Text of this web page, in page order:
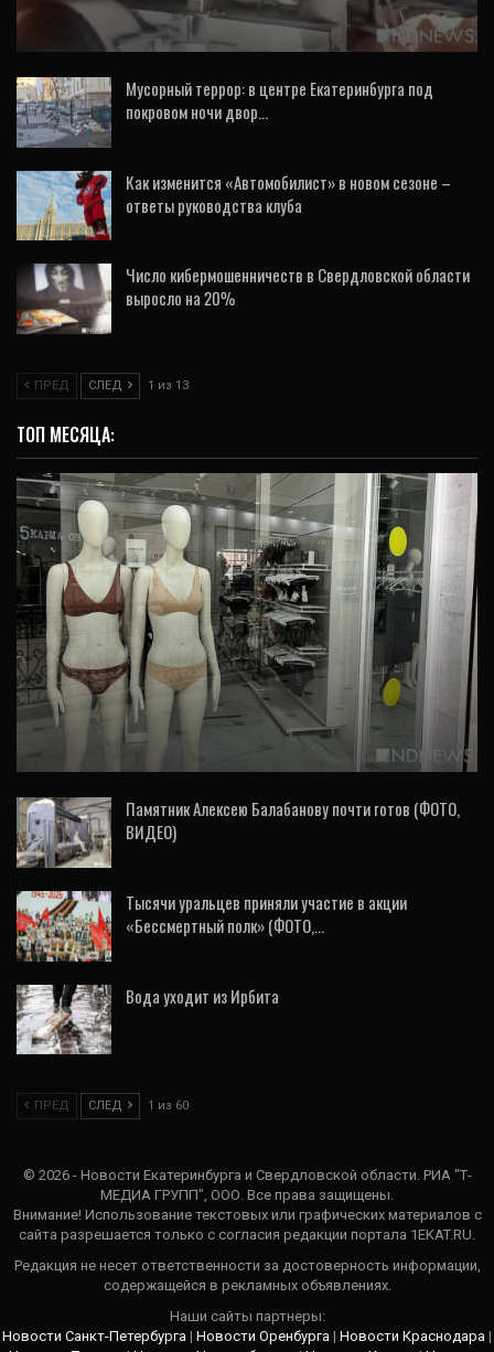
вывоз молока в другие регионы – из-за…
Мусорный террор: в центре Екатеринбурга под
покровом ночи двор…
Как изменится «Автомобилист» в новом сезоне –
ответы руководства клуба
Число кибермошенничеств в Свердловской области
выросло на 20%
ПРЕД СЛЕД 1 из 13
ТОП МЕСЯЦА:
ИНТЕРВЬЮ
Бренды из Киргизии, фитнес, рынок: кто
займет пустующие площади. Аналитик
УПН Анна…
Памятник Алексею Балабанову почти готов (ФОТО,
ВИДЕО)
Тысячи уральцев приняли участие в акции
«Бессмертный полк» (ФОТО,…
Вода уходит из Ирбита
ПРЕД СЛЕД 1 из 60
© 2026 - Новости Екатеринбурга и Свердловской области. РИА "Т-
МЕДИА ГРУПП", ООО. Все права защищены.
Внимание! Использование текстовых или графических материалов с
сайта разрешается только c согласия редакции портала 1EKAT.RU.
Редакция не несет ответственности за достоверность информации,
содержащейся в рекламных объявлениях.
Наши сайты партнеры:
Новости Санкт-Петербурга | Новости Оренбурга | Новости Краснодара |